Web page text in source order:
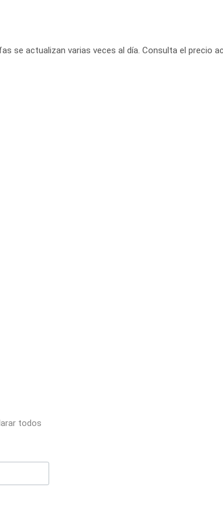
se actualizan varias veces al día. Consulta el precio
todos